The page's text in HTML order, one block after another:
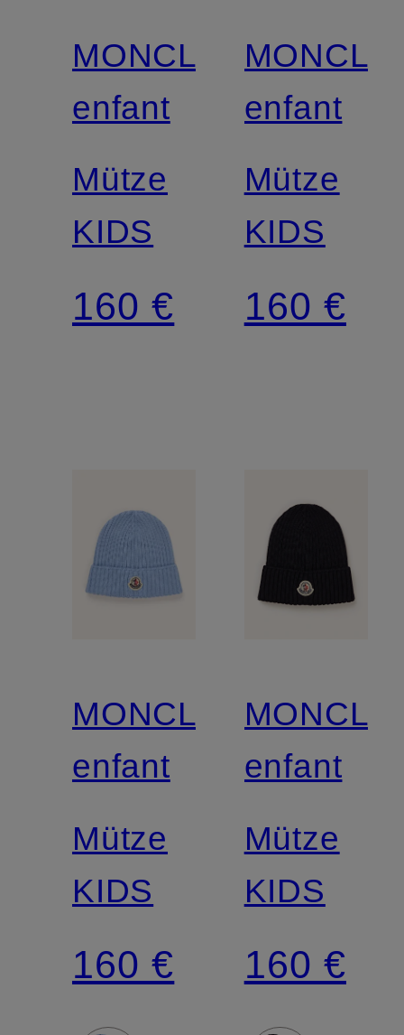
MONCLER
enfant
Mütze
KIDS
160 €
enfant
Mütze
KIDS
160 €
MONCLER
enfant
Mütze
KIDS
160 €
enfant
Mütze
KIDS
160 €